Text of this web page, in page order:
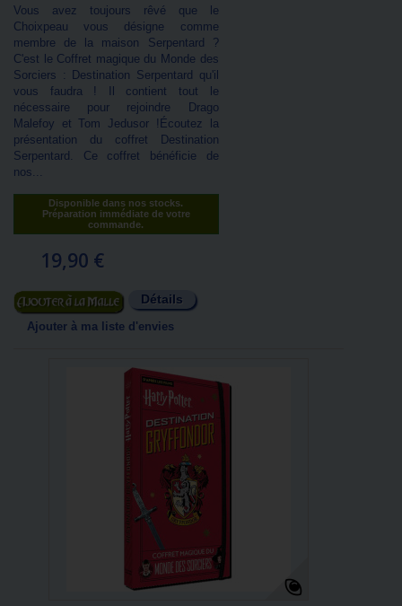
Vous avez toujours rêvé que le
Choixpeau vous désigne comme
membre de la maison Serpentard ?
C'est le Coffret magique du Monde des
Sorciers : Destination Serpentard qu'il
vous faudra ! Il contient tout le
nécessaire pour rejoindre Drago
Malefoy et Tom Jedusor !Écoutez la
présentation du coffret Destination
Serpentard. Ce coffret bénéficie de
nos...
Disponible dans nos stocks.
Préparation immédiate de votre
commande.
19,90 €
Ajouter au panier Détails
Ajouter à ma liste d'envies